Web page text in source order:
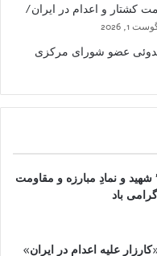
کشتار و اعدام در ایران/
1, 2026
بندوئی عضو شورای مرکزی
شهید و نمادِ مبارزه و مقاومت
باد
علیه اعدام در ایران»